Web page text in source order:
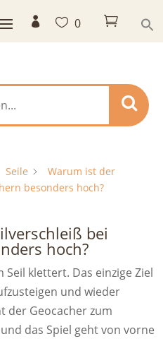
  0 
Seile
Warum ist der
besonders hoch?
bei
hoch?
Seil klettert. Das einzige Ziel
und wieder
der Geocacher zum
das Spiel geht von vorne